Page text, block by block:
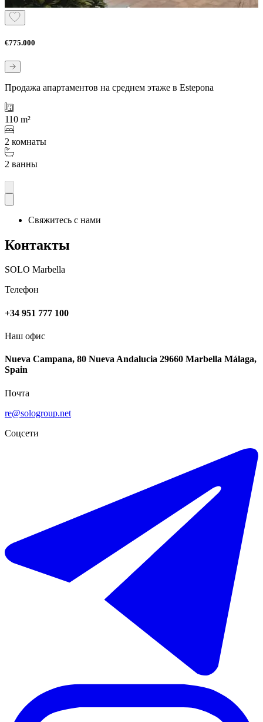
€775.000
Продажа апартаментов на среднем этаже в Estepona
110 m²
2 комнаты
2 ванны
Свяжитесь с нами
Контакты
SOLO Marbella
Телефон
+34 951 777 100
Наш офис
Nueva Campana, 80 Nueva Andalucia 29660 Marbella Málaga,
Spain
Почта
re@sologroup.net
Соцсети